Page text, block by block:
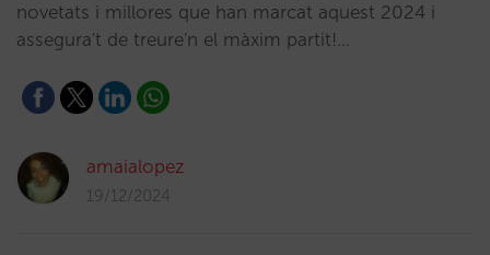
novetats i millores que han marcat aquest 2024 i
assegura't de treure'n el màxim partit!…
amaialopez
19/12/2024